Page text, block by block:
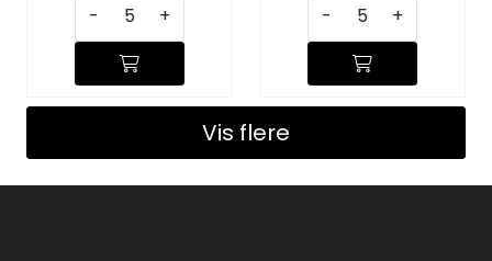
- + - +
Vis flere